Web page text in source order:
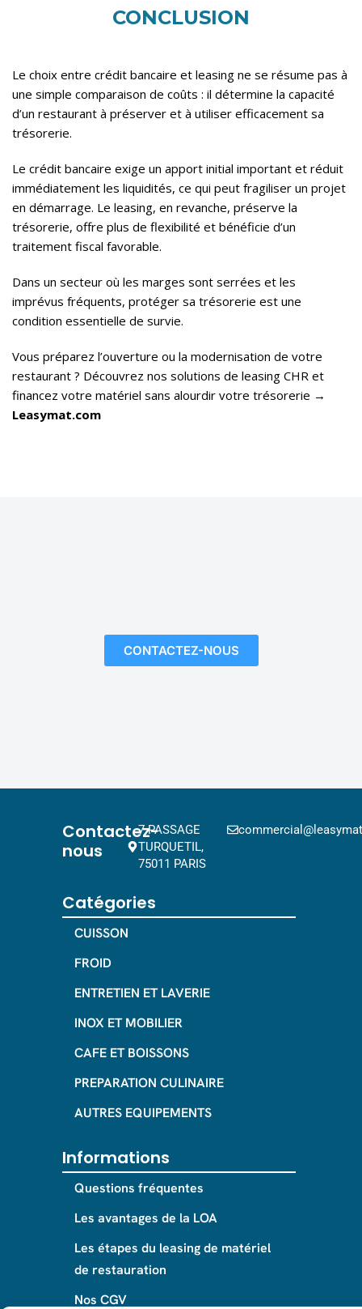
CONCLUSION
Le choix entre crédit bancaire et leasing ne se résume pas à
une simple comparaison de coûts : il détermine la capacité
d’un restaurant à préserver et à utiliser efficacement sa
trésorerie.
Le crédit bancaire exige un apport initial important et réduit
immédiatement les liquidités, ce qui peut fragiliser un projet
en démarrage. Le leasing, en revanche, préserve la
trésorerie, offre plus de flexibilité et bénéficie d’un
traitement fiscal favorable.
Dans un secteur où les marges sont serrées et les
imprévus fréquents, protéger sa trésorerie est une
condition essentielle de survie.
Vous préparez l’ouverture ou la modernisation de votre
restaurant ? Découvrez nos solutions de leasing CHR et
financez votre matériel sans alourdir votre trésorerie →
Leasymat.com
CONTACTEZ-NOUS
Contactez-
nous
7 PASSAGE
TURQUETIL,
75011 PARIS
Catégories
CUISSON
FROID
ENTRETIEN ET LAVERIE
INOX ET MOBILIER
CAFE ET BOISSONS
PREPARATION CULINAIRE
AUTRES EQUIPEMENTS
Informations
Questions fréquentes
Les avantages de la LOA
Les étapes du leasing de matériel
de restauration
Nos CGV